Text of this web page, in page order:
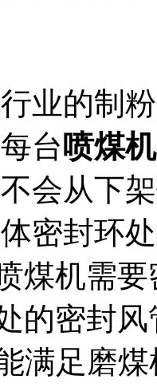
的制粉
台喷煤机
会从下
密封环
煤机需
的密封
满足磨